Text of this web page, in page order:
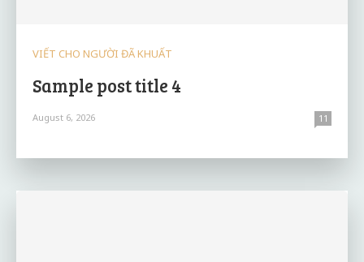
VIẾT CHO NGƯỜI ĐÃ KHUẤT
Sample post title 4
August 6, 2026 11